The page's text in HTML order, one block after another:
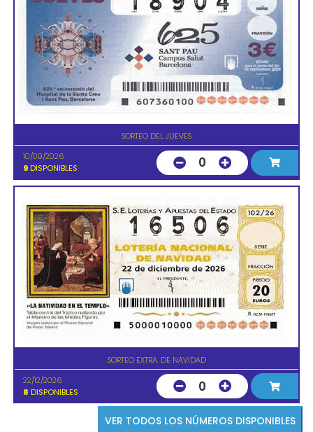
SORTEO DEL JUEVES
10/09/2026
9 DISPONIBLES 0
SORTEO EXTRA. DE NAVIDAD
22/12/2026
8 DISPONIBLES 0
VER TODOS LOS NÚMEROS DISPONIBLES